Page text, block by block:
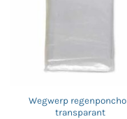
Wegwerp regenponcho |
transparant